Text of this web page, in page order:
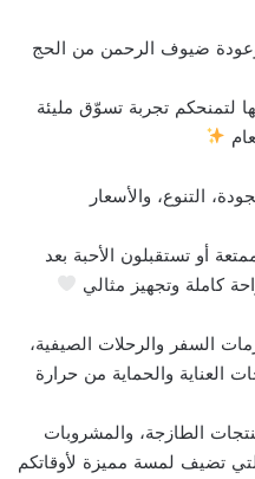
ضيوف الرحمن من الحج
تجربة تسوّق مليئة
التنوع، والأسعار
أو تستقبلون الأحبة بعد
كاملة وتجهيز مثالي
السفر والرحلات الصيفية،
العناية والحماية من حرارة
الطازجة، والمشروبات
تضيف لمسة مميزة لأوقاتكم